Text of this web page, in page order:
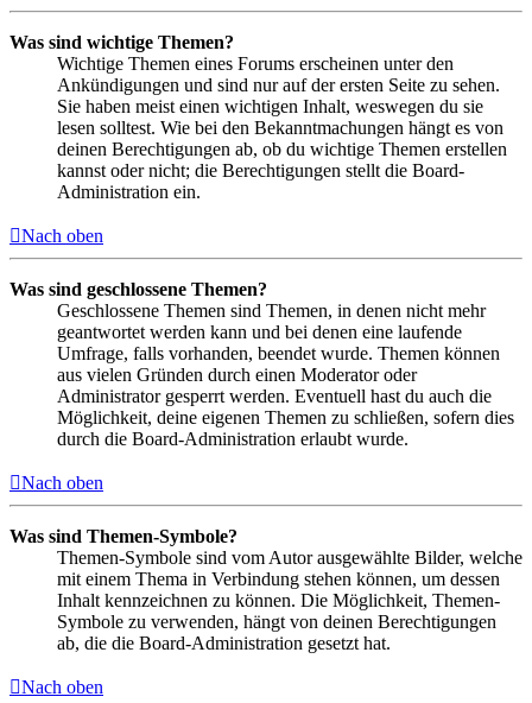
Was sind wichtige Themen?
Wichtige Themen eines Forums erscheinen unter den
Ankündigungen und sind nur auf der ersten Seite zu sehen.
Sie haben meist einen wichtigen Inhalt, weswegen du sie
lesen solltest. Wie bei den Bekanntmachungen hängt es von
deinen Berechtigungen ab, ob du wichtige Themen erstellen
kannst oder nicht; die Berechtigungen stellt die Board-
Administration ein.
Nach oben
Was sind geschlossene Themen?
Geschlossene Themen sind Themen, in denen nicht mehr
geantwortet werden kann und bei denen eine laufende
Umfrage, falls vorhanden, beendet wurde. Themen können
aus vielen Gründen durch einen Moderator oder
Administrator gesperrt werden. Eventuell hast du auch die
Möglichkeit, deine eigenen Themen zu schließen, sofern dies
durch die Board-Administration erlaubt wurde.
Nach oben
Was sind Themen-Symbole?
Themen-Symbole sind vom Autor ausgewählte Bilder, welche
mit einem Thema in Verbindung stehen können, um dessen
Inhalt kennzeichnen zu können. Die Möglichkeit, Themen-
Symbole zu verwenden, hängt von deinen Berechtigungen
ab, die die Board-Administration gesetzt hat.
Nach oben